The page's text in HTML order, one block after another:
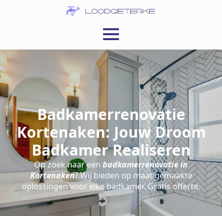
Badkamerrenovatie
Kortenaken: Jouw Droom
Badkamer Realiseren
Op zoek naar een badkamerrenovatie in
Kortenaken? Wij bieden op maat gemaakte
oplossingen voor elke badkamer. Gratis offerte.